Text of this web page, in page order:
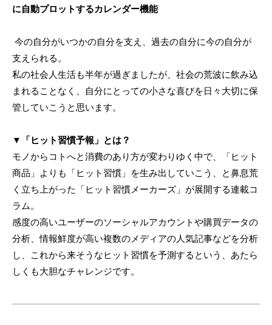
に自動プロットするカレンダー機能
今の自分がいつかの自分を支え、過去の自分に今の自分が
支えられる。
私の社会人生活も半年が過ぎましたが、社会の荒波に飲み込
まれることなく、自分にとっての小さな喜びを日々大切に保
管していこうと思います。
▼「ヒット習慣予報」とは？
モノからコトへと消費のあり方が変わりゆく中で、「ヒット
商品」よりも「ヒット習慣」を生み出していこう、と鼻息荒
く立ち上がった「ヒット習慣メーカーズ」が展開する連載コ
ラム。
感度の高いユーザーのソーシャルアカウントや購買データの
分析、情報鮮度が高い複数のメディアの人気記事などを分析
し、これから来そうなヒット習慣を予測するという、あたら
しくも大胆なチャレンジです。